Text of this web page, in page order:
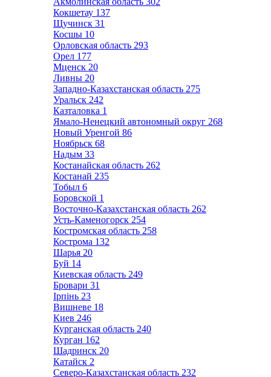
Кокшетау 137
Щучинск 31
Косшы 10
Орловская область 293
Орел 177
Мценск 20
Ливны 20
Западно-Казахстанская область 275
Уральск 242
Казталовка 1
Ямало-Ненецкий автономный округ 268
Новый Уренгой 86
Ноябрьск 68
Надым 33
Костанайская область 262
Костанай 235
Тобыл 6
Боровской 1
Восточно-Казахстанская область 262
Усть-Каменогорск 254
Костромская область 258
Кострома 132
Шарья 20
Буй 14
Киевская область 249
Бровари 31
Ірпінь 23
Вишневе 18
Киев 246
Курганская область 240
Курган 162
Шадринск 20
Катайск 2
Северо-Казахстанская область 232